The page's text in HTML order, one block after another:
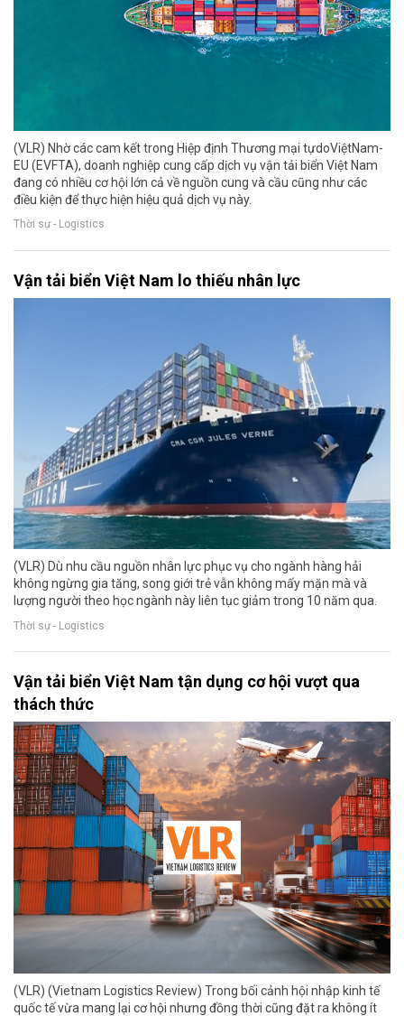
(VLR) Nhờ các cam kết trong Hiệp định Thương mại tựdoViệtNam-
EU (EVFTA), doanh nghiệp cung cấp dịch vụ vận tải biển Việt Nam
đang có nhiều cơ hội lớn cả về nguồn cung và cầu cũng như các
điều kiện để thực hiện hiệu quả dịch vụ này.
Thời sự - Logistics
Vận tải biển Việt Nam lo thiếu nhân lực
(VLR) Dù nhu cầu nguồn nhân lực phục vụ cho ngành hàng hải
không ngừng gia tăng, song giới trẻ vẫn không mấy mặn mà và
lượng người theo học ngành này liên tục giảm trong 10 năm qua.
Thời sự - Logistics
Vận tải biển Việt Nam tận dụng cơ hội vượt qua
thách thức
(VLR) (Vietnam Logistics Review) Trong bối cảnh hội nhập kinh tế
quốc tế vừa mang lại cơ hội nhưng đồng thời cũng đặt ra không ít